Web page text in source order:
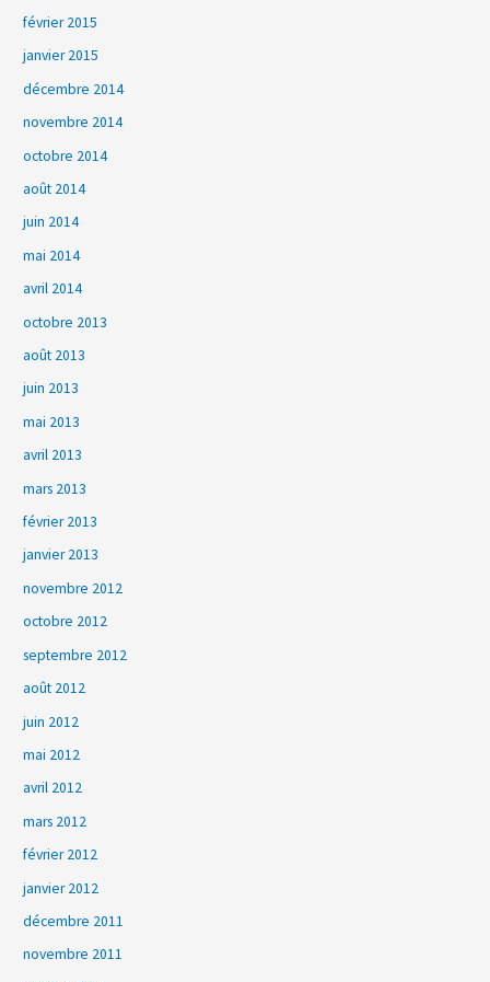
février 2015
janvier 2015
décembre 2014
novembre 2014
octobre 2014
août 2014
juin 2014
mai 2014
avril 2014
octobre 2013
août 2013
juin 2013
mai 2013
avril 2013
mars 2013
février 2013
janvier 2013
novembre 2012
octobre 2012
septembre 2012
août 2012
juin 2012
mai 2012
avril 2012
mars 2012
février 2012
janvier 2012
décembre 2011
novembre 2011